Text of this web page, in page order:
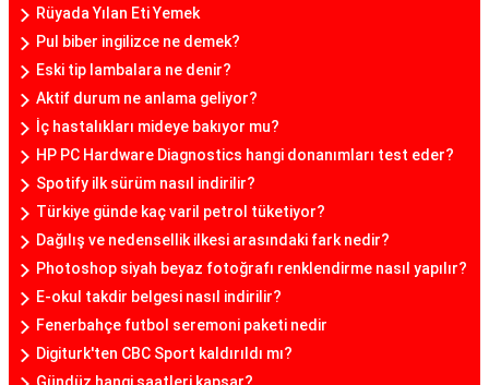
Rüyada Yılan Eti Yemek
Pul biber ingilizce ne demek?
Eski tip lambalara ne denir?
Aktif durum ne anlama geliyor?
İç hastalıkları mideye bakıyor mu?
HP PC Hardware Diagnostics hangi donanımları test eder?
Spotify ilk sürüm nasıl indirilir?
Türkiye günde kaç varil petrol tüketiyor?
Dağılış ve nedensellik ilkesi arasındaki fark nedir?
Photoshop siyah beyaz fotoğrafı renklendirme nasıl yapılır?
E-okul takdir belgesi nasıl indirilir?
Fenerbahçe futbol seremoni paketi nedir
Digiturk'ten CBC Sport kaldırıldı mı?